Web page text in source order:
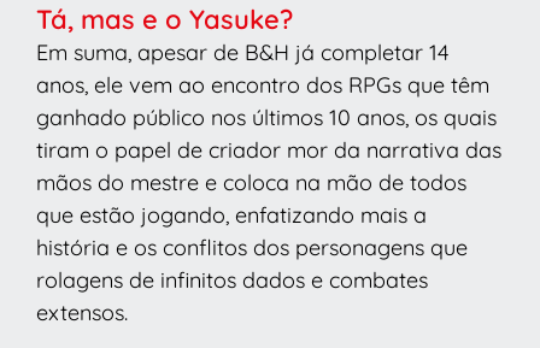
Tá, mas e o Yasuke?
Em suma, apesar de B&H já completar 14
anos, ele vem ao encontro dos RPGs que têm
ganhado público nos últimos 10 anos, os quais
tiram o papel de criador mor da narrativa das
mãos do mestre e coloca na mão de todos
que estão jogando, enfatizando mais a
história e os conflitos dos personagens que
rolagens de infinitos dados e combates
extensos.